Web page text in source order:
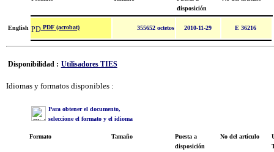
disposición
English PDF (acrobat) 355652 octetos 2010-11-29 E 36216
Disponibilidad : Utilisadores TIES
Idiomas y formatos disponibles :
Para obtener el documento,
seleccione el formato y el idioma
Formato Tamaño
Puesta a
disposición
No del artículo